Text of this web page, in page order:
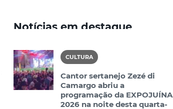
CULTURA
Cantor sertanejo Zezé di
Camargo abriu a
programação da EXPOJUÍNA
2026 na noite desta quarta-
Notícias em destaque